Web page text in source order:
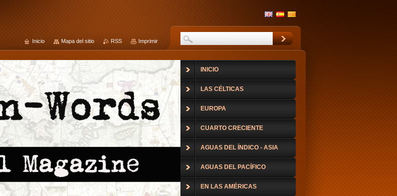
INICIO
LAS CÉLTICAS
EUROPA
CUARTO CRECIENTE
AGUAS DEL ÍNDICO - ASIA
AGUAS DEL PACÍFICO
EN LAS AMÉRICAS
Inicio Mapa del sitio RSS Imprimir